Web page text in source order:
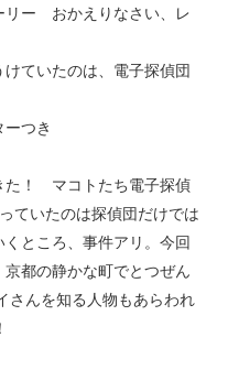
リー おかえりなさい、レ
ていたのは、電子探偵団
つき
た！ マコトたち電子探偵
ていたのは探偵団だけでは
ところ、事件アリ。今回
都の静かな町でとつぜん
さんを知る人物もあらわれ